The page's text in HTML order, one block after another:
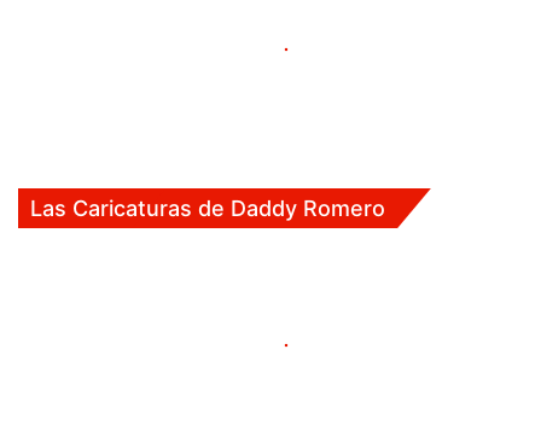
Las Caricaturas de Daddy Romero